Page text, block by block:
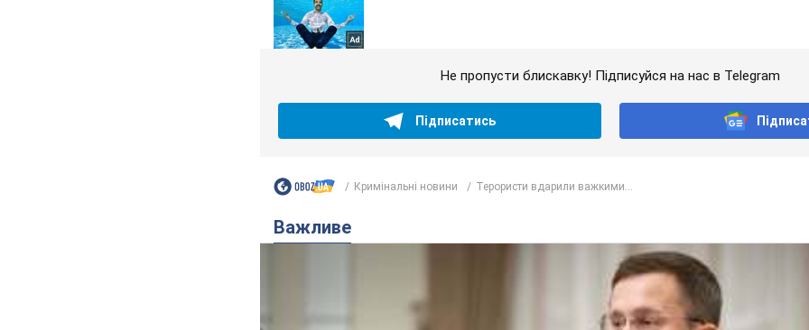
Не пропусти блискавку! Підписуйся на нас в Telegram
Підписатись
Кримінальні новини Терористи вдарили важкими...
Важливе